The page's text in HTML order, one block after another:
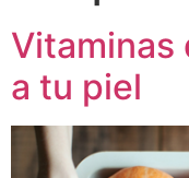
Vitaminas
a tu piel